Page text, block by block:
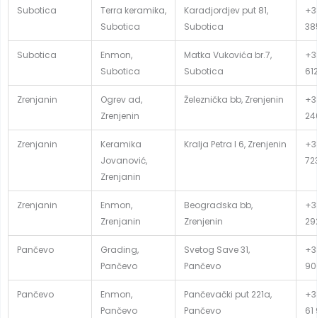
Subotica
Terra keramika,
Subotica
Karadjordjev put 81,
Subotica
Subotica
Enmon,
Subotica
Matka Vukovića br.7,
Subotica
Zrenjanin
Ogrev ad,
Zrenjenin
Železnička bb, Zrenjenin
Zrenjanin
Keramika
Jovanović,
Zrenjanin
Kralja Petra I 6, Zrenjenin
Zrenjanin
Enmon,
Zrenjanin
Beogradska bb,
Zrenjenin
Pančevo
Grading,
Pančevo
Svetog Save 31,
Pančevo
Pančevo
Enmon,
Pančevo
Pančevački put 221a,
Pančevo